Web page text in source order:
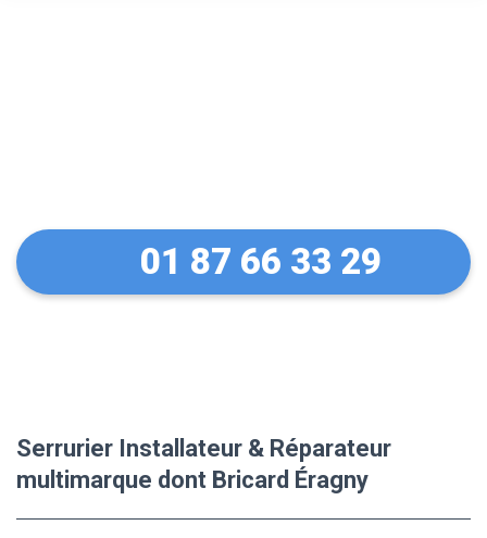
01 87 66 33 29
Serrurier Installateur & Réparateur
multimarque dont Bricard Éragny